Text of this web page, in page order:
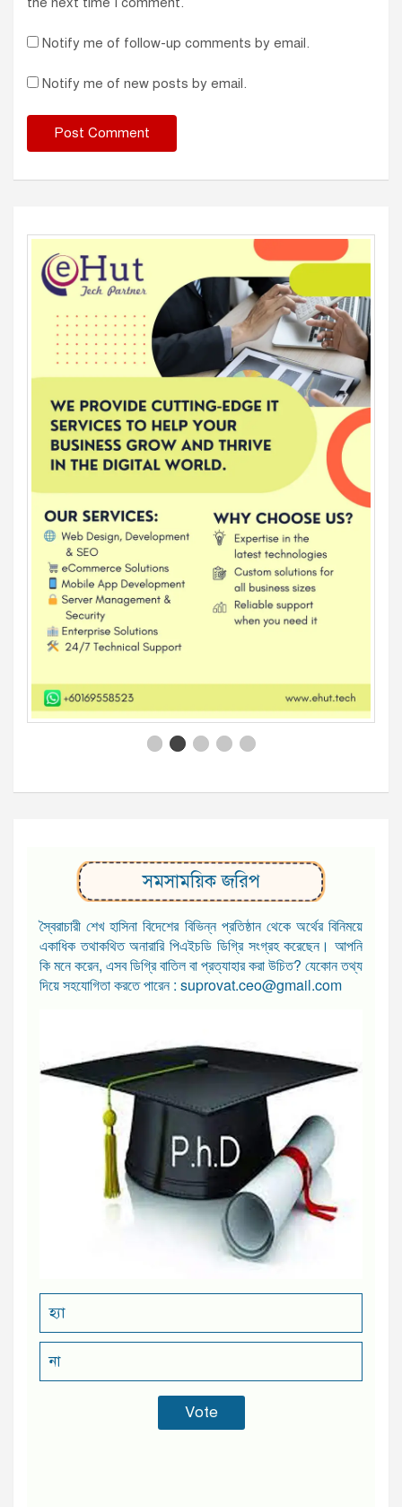
Notify me of follow-up comments by email.
Notify me of new posts by email.
সমসাময়িক জরিপ
স্বৈরাচারী শেখ হাসিনা বিদেশের বিভিন্ন প্রতিষ্ঠান থেকে অর্থের বিনিময়ে
একাধিক তথাকথিত অনারারি পিএইচডি ডিগ্রি সংগ্রহ করেছেন। আপনি
কি মনে করেন, এসব ডিগ্রি বাতিল বা প্রত্যাহার করা উচিত? যেকোন তথ্য
দিয়ে সহযোগিতা করতে পারেন : suprovat.ceo@gmail.com
হ্যা
না